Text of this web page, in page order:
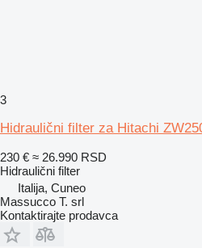
3
Hidraulični filter za Hitachi
230 € ≈ 26.990 RSD
Hidraulični filter
Italija, Cuneo
Massucco T. srl
Kontaktirajte prodavca